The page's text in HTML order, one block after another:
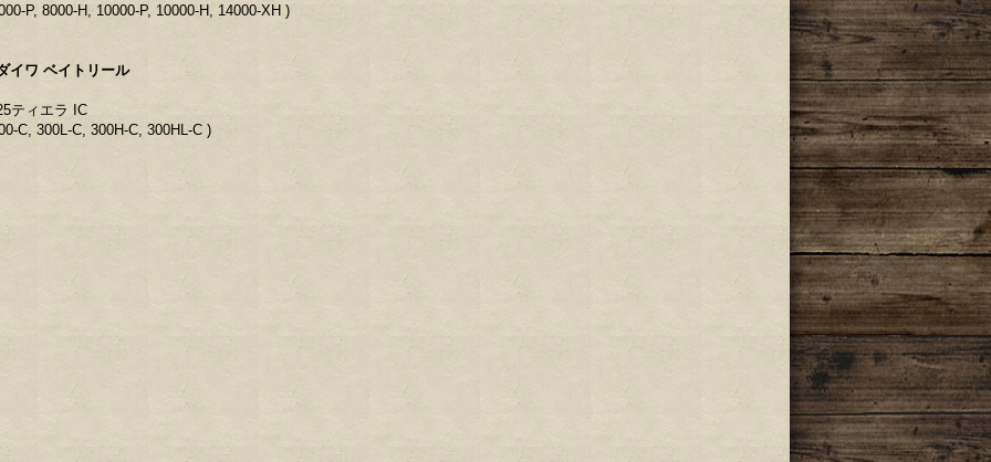
P, 8000-H, 10000-P, 10000-H, 14000-XH )
イワ ベイトリール
ティエラ IC
C, 300L-C, 300H-C, 300HL-C )